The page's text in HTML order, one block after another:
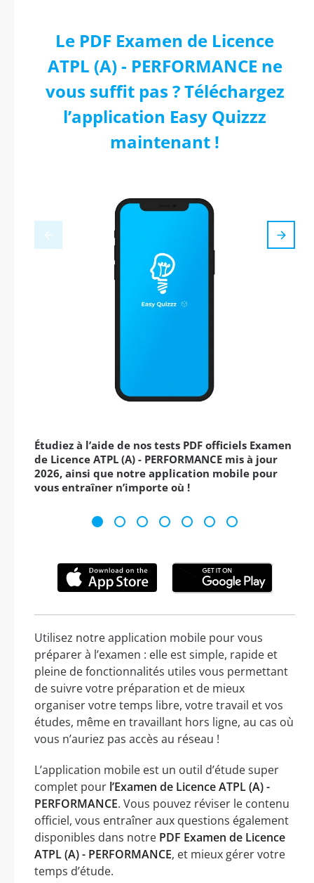
Le PDF Examen de Licence
ATPL (A) - PERFORMANCE ne
vous suffit pas ? Téléchargez
l’application Easy Quizzz
maintenant !
Étudiez à l’aide de nos tests PDF officiels Examen
de Licence ATPL (A) - PERFORMANCE mis à jour
2026, ainsi que notre application mobile pour
vous entraîner n’importe où !
Utilisez notre application mobile pour vous
préparer à l’examen : elle est simple, rapide et
pleine de fonctionnalités utiles vous permettant
de suivre votre préparation et de mieux
organiser votre temps libre, votre travail et vos
études, même en travaillant hors ligne, au cas où
vous n’auriez pas accès au réseau !
L’application mobile est un outil d’étude super
complet pour l’Examen de Licence ATPL (A) -
PERFORMANCE. Vous pouvez réviser le contenu
officiel, vous entraîner aux questions également
disponibles dans notre PDF Examen de Licence
ATPL (A) - PERFORMANCE, et mieux gérer votre
temps d’étude.